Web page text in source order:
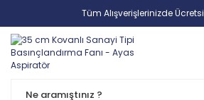
Tüm Alışverişlerinizde